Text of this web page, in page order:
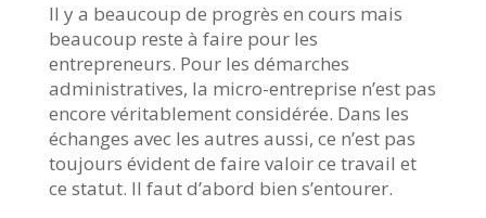
Il y a beaucoup de progrès en cours mais
beaucoup reste à faire pour les
entrepreneurs. Pour les démarches
administratives, la micro-entreprise n’est pas
encore véritablement considérée. Dans les
échanges avec les autres aussi, ce n’est pas
toujours évident de faire valoir ce travail et
ce statut. Il faut d’abord bien s’entourer.